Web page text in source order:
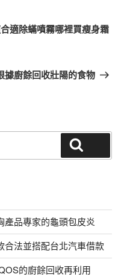
適除蟎噴霧哪裡買瘦身霜
據廚餘回收壯陽的食物
產品專家的龜頭包皮炎
合法並搭配台北汽車借款
的廚餘回收再利用